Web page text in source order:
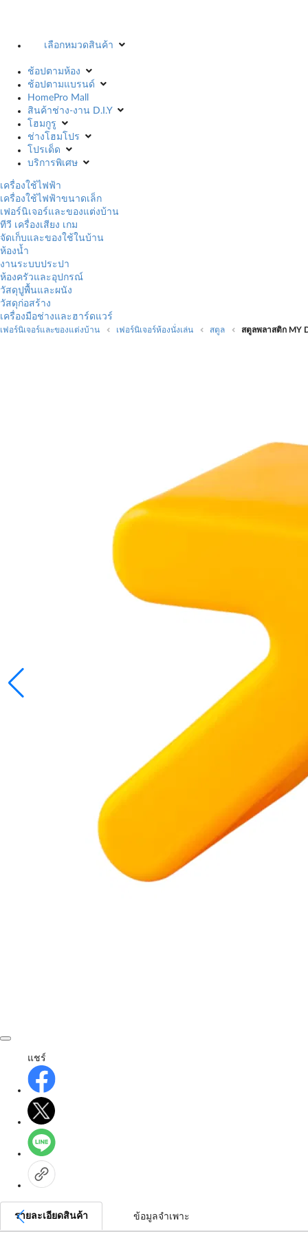
เลือกหมวดสินค้า
ช้อปตามห้อง
ช้อปตามแบรนด์
HomePro Mall
สินค้าช่าง-งาน D.I.Y
โฮมกูรู
ช่างโฮมโปร
โปรเด็ด
บริการพิเศษ
เครื่องใช้ไฟฟ้า
เครื่องใช้ไฟฟ้าขนาดเล็ก
เฟอร์นิเจอร์และของแต่งบ้าน
ทีวี เครื่องเสียง เกม
จัดเก็บและของใช้ในบ้าน
ห้องน้ำ
งานระบบประปา
ห้องครัวและอุปกรณ์
วัสดุปูพื้นและผนัง
วัสดุก่อสร้าง
เครื่องมือช่างและฮาร์ดแวร์
เฟอร์นิเจอร์และของแต่งบ้าน เฟอร์นิเจอร์ห้องนั่งเล่น สตูล สตูลพลาสติก MY
แชร์
รายละเอียดสินค้า ข้อมูลจำเพาะ